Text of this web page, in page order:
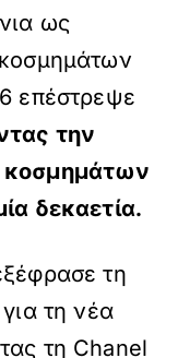
ως
κοσμημάτων
επέστρεψε
την
κοσμημάτων
δεκαετία.
τη
τη νέα
τη Chanel